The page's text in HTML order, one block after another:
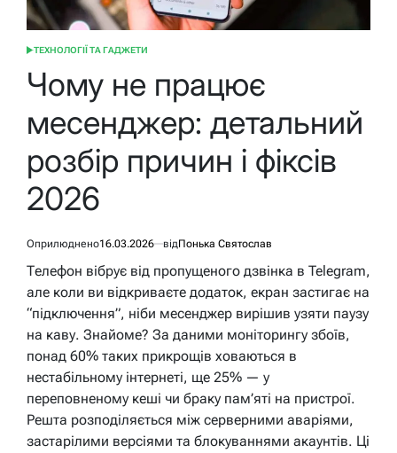
ОПУБЛІКУВАТИ
ТЕХНОЛОГІЇ ТА ГАДЖЕТИ
Чому не працює
месенджер: детальний
розбір причин і фіксів
2026
Оприлюднено16.03.2026 відПонька Святослав
Телефон вібрує від пропущеного дзвінка в Telegram,
але коли ви відкриваєте додаток, екран застигає на
“підключення”, ніби месенджер вирішив узяти паузу
на каву. Знайоме? За даними моніторингу збоїв,
понад 60% таких прикрощів ховаються в
нестабільному інтернеті, ще 25% — у
переповненому кеші чи браку пам’яті на пристрої.
Решта розподіляється між серверними аваріями,
застарілими версіями та блокуваннями акаунтів. Ці